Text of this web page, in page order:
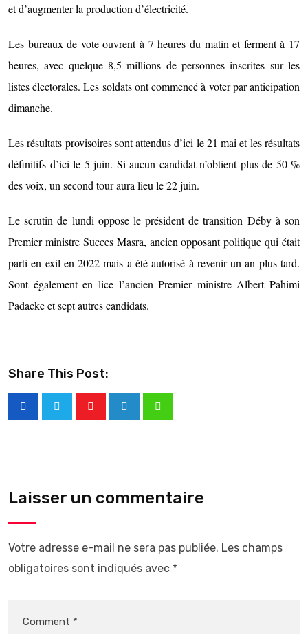
et d’augmenter la production d’électricité.
Les bureaux de vote ouvrent à 7 heures du matin et ferment à 17
heures, avec quelque 8,5 millions de personnes inscrites sur les
listes électorales. Les soldats ont commencé à voter par anticipation
dimanche.
Les résultats provisoires sont attendus d’ici le 21 mai et les résultats
définitifs d’ici le 5 juin. Si aucun candidat n’obtient plus de 50 %
des voix, un second tour aura lieu le 22 juin.
Le scrutin de lundi oppose le président de transition Déby à son
Premier ministre Succes Masra, ancien opposant politique qui était
parti en exil en 2022 mais a été autorisé à revenir un an plus tard.
Sont également en lice l’ancien Premier ministre Albert Pahimi
Padacke et sept autres candidats.
Share This Post:
Laisser un commentaire
Votre adresse e-mail ne sera pas publiée. Les champs
obligatoires sont indiqués avec *